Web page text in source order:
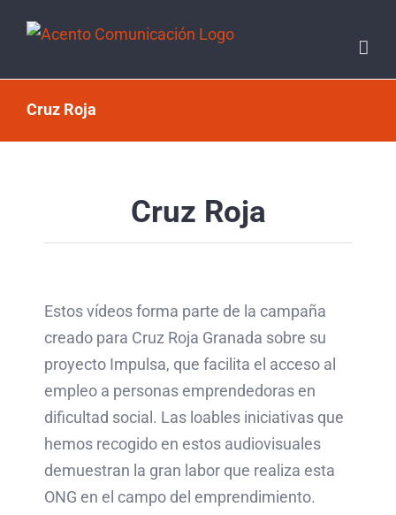
Cruz Roja
Cruz Roja
Estos vídeos forma parte de la campaña
creado para Cruz Roja Granada sobre su
proyecto Impulsa, que facilita el acceso al
empleo a personas emprendedoras en
dificultad social. Las loables iniciativas que
hemos recogido en estos audiovisuales
demuestran la gran labor que realiza esta
ONG en el campo del emprendimiento.